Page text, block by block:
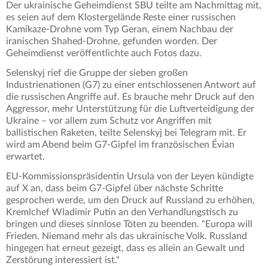
Der ukrainische Geheimdienst SBU teilte am Nachmittag mit,
es seien auf dem Klostergelände Reste einer russischen
Kamikaze-Drohne vom Typ Geran, einem Nachbau der
iranischen Shahed-Drohne, gefunden worden. Der
Geheimdienst veröffentlichte auch Fotos dazu.
Selenskyj rief die Gruppe der sieben großen
Industrienationen (G7) zu einer entschlossenen Antwort auf
die russischen Angriffe auf. Es brauche mehr Druck auf den
Aggressor, mehr Unterstützung für die Luftverteidigung der
Ukraine – vor allem zum Schutz vor Angriffen mit
ballistischen Raketen, teilte Selenskyj bei Telegram mit. Er
wird am Abend beim G7-Gipfel im französischen Évian
erwartet.
EU-Kommissionspräsidentin Ursula von der Leyen kündigte
auf X an, dass beim G7-Gipfel über nächste Schritte
gesprochen werde, um den Druck auf Russland zu erhöhen,
Kremlchef Wladimir Putin an den Verhandlungstisch zu
bringen und dieses sinnlose Töten zu beenden. "Europa will
Frieden. Niemand mehr als das ukrainische Volk. Russland
hingegen hat erneut gezeigt, dass es allein an Gewalt und
Zerstörung interessiert ist."